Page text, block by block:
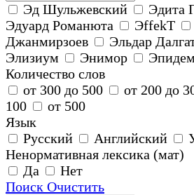
Эд Шульжевский
Эдита
Эдуард Романюта
ЭffekT
Джанмирзоев
Эльдар
Элизиум
Энимор
Количество слов
от 300 до 500
от 200 до
100
от 500
Язык
Русский
Английский
Ненормативная лексика (мат)
Да
Нет
Поиск Очистить